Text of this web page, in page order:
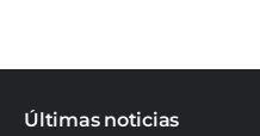
Últimas noticias